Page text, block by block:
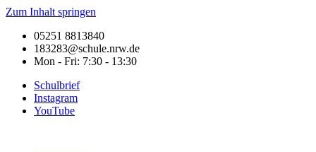
Zum Inhalt springen
05251 8813840
183283@schule.nrw.de
Mon - Fri: 7:30 - 13:30
Schulbrief
Instagram
YouTube